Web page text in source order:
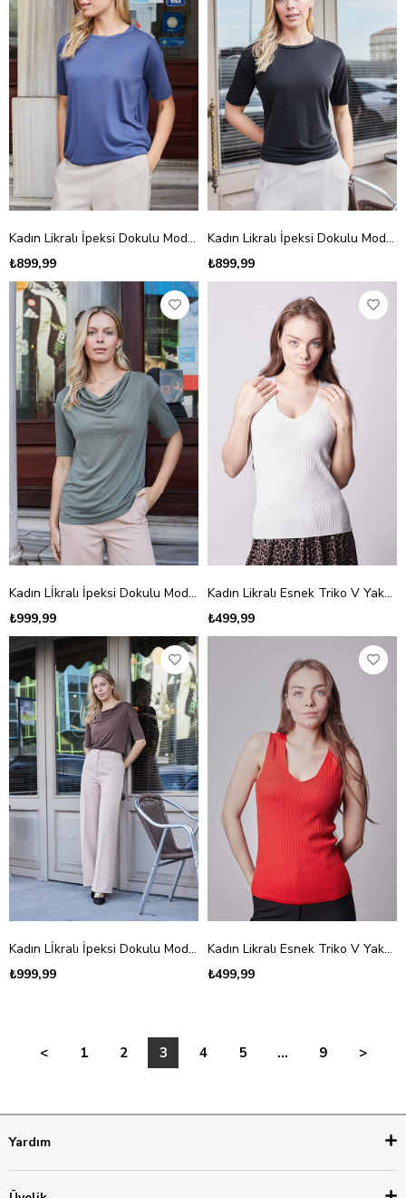
Kadın Likralı İpeksi Dokulu Modal Penye Geniş Sıfır Yaka Düşük Omuzlı Kısa Kol Bluz-İndigo
₺899,99
Kadın Likralı İpeksi Dokulu Modal Penye Geniş Sıfır Yaka Düşük Omuzlı Kısa Kol Bluz-Siyah
₺899,99
Kadın Lİkralı İpeksi Dokulu Modal Penye Degaje Yaka Kısa Kol Bluz-Haki
₺999,99
Kadın Likralı Esnek Triko V Yaka Kaşkorse Body Bluz-Krem
₺499,99
Kadın Lİkralı İpeksi Dokulu Modal Penye Degaje Yaka Kısa Kol Bluz-Kahve
₺999,99
Kadın Likralı Esnek Triko V Yaka Kaşkorse Body Bluz-Kırmızı
₺499,99
< 1 2 3 4 5 ... 9 >
Yardım